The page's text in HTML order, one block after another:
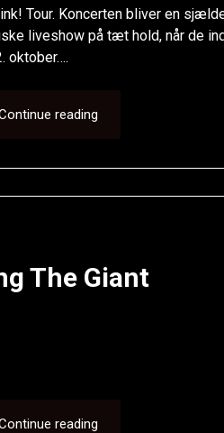
Tour. Koncerten bliver en
liveshow på tæt hold, når de
oktober….
reading
The Giant
reading